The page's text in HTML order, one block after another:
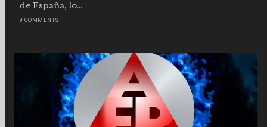
de España, lo...
9 COMMENTS